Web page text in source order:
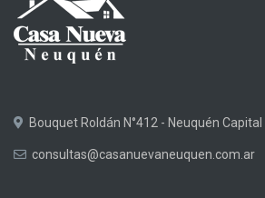
Bouquet Roldán N°412 - Neuquén Capital
consultas@casanuevaneuquen.com.ar